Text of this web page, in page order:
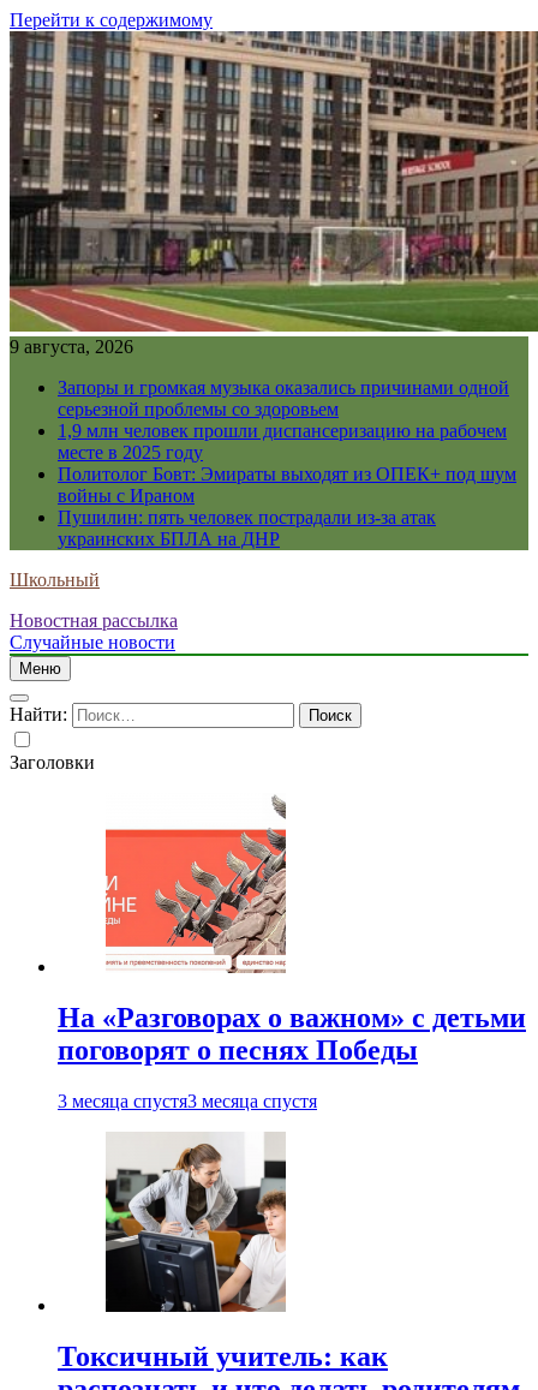
Перейти к содержимому
9 августа, 2026
Запоры и громкая музыка оказались причинами одной
серьезной проблемы со здоровьем
1,9 млн человек прошли диспансеризацию на рабочем
месте в 2025 году
Политолог Бовт: Эмираты выходят из ОПЕК+ под шум
войны с Ираном
Пушилин: пять человек пострадали из-за атак
украинских БПЛА на ДНР
Школьный
Новостная рассылка
Случайные новости
Меню
Найти:
Заголовки
На «Разговорах о важном» с детьми
поговорят о песнях Победы
3 месяца спустя3 месяца спустя
Токсичный учитель: как